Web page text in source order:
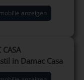
anzeigen
CASA
in Damac Casa